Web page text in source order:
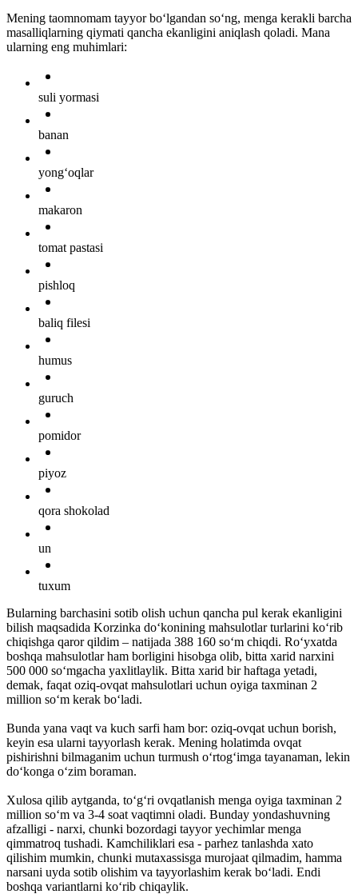
Mening taomnomam tayyor bo‘lgandan so‘ng, menga kerakli barcha
masalliqlarning qiymati qancha ekanligini aniqlash qoladi. Mana
ularning eng muhimlari:
suli yormasi
banan
yong‘oqlar
makaron
tomat pastasi
pishloq
baliq filesi
humus
guruch
pomidor
piyoz
qora shokolad
un
tuxum
Bularning barchasini sotib olish uchun qancha pul kerak ekanligini
bilish maqsadida Korzinka do‘konining mahsulotlar turlarini ko‘rib
chiqishga qaror qildim – natijada 388 160 so‘m chiqdi. Ro‘yxatda
boshqa mahsulotlar ham borligini hisobga olib, bitta xarid narxini
500 000 so‘mgacha yaxlitlaylik. Bitta xarid bir haftaga yetadi,
demak, faqat oziq-ovqat mahsulotlari uchun oyiga taxminan 2
million so‘m kerak bo‘ladi.
Bunda yana vaqt va kuch sarfi ham bor: oziq-ovqat uchun borish,
keyin esa ularni tayyorlash kerak. Mening holatimda ovqat
pishirishni bilmaganim uchun turmush o‘rtog‘imga tayanaman, lekin
do‘konga o‘zim boraman.
Xulosa qilib aytganda, to‘g‘ri ovqatlanish menga oyiga taxminan 2
million so‘m va 3-4 soat vaqtimni oladi. Bunday yondashuvning
afzalligi - narxi, chunki bozordagi tayyor yechimlar menga
qimmatroq tushadi. Kamchiliklari esa - parhez tanlashda xato
qilishim mumkin, chunki mutaxassisga murojaat qilmadim, hamma
narsani uyda sotib olishim va tayyorlashim kerak bo‘ladi. Endi
boshqa variantlarni ko‘rib chiqaylik.